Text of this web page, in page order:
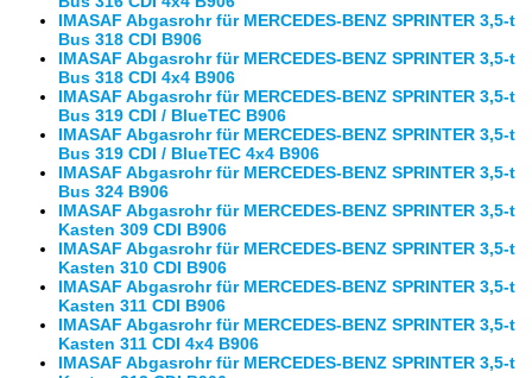
IMASAF Abgasrohr für MERCEDES-BENZ SPRINTER 3,5-t
Bus 318 CDI B906
IMASAF Abgasrohr für MERCEDES-BENZ SPRINTER 3,5-t
Bus 318 CDI 4x4 B906
IMASAF Abgasrohr für MERCEDES-BENZ SPRINTER 3,5-t
Bus 319 CDI / BlueTEC B906
IMASAF Abgasrohr für MERCEDES-BENZ SPRINTER 3,5-t
Bus 319 CDI / BlueTEC 4x4 B906
IMASAF Abgasrohr für MERCEDES-BENZ SPRINTER 3,5-t
Bus 324 B906
IMASAF Abgasrohr für MERCEDES-BENZ SPRINTER 3,5-t
Kasten 309 CDI B906
IMASAF Abgasrohr für MERCEDES-BENZ SPRINTER 3,5-t
Kasten 310 CDI B906
IMASAF Abgasrohr für MERCEDES-BENZ SPRINTER 3,5-t
Kasten 311 CDI B906
IMASAF Abgasrohr für MERCEDES-BENZ SPRINTER 3,5-t
Kasten 311 CDI 4x4 B906
IMASAF Abgasrohr für MERCEDES-BENZ SPRINTER 3,5-t